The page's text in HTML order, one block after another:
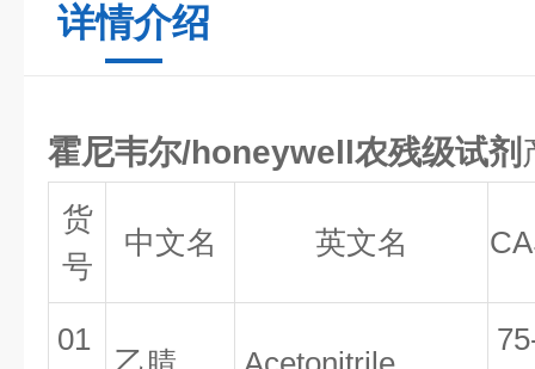
详情介绍
霍尼韦尔/honeywell农残级试剂
货
号
中文名 英文名
01